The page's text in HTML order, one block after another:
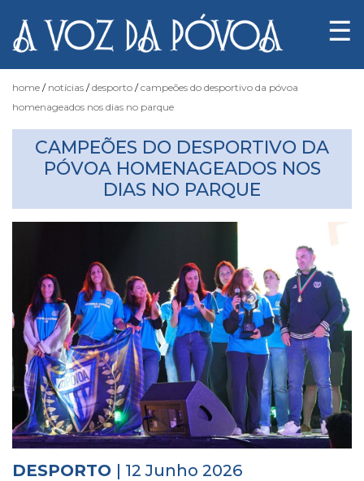
Notícias
do
Luas
e
Marés
Histórico
Vídeos
Contactos
☰
home notícias desporto
campeões do desportivo da póvoa
homenageados nos dias no parque
CAMPEÕES DO DESPORTIVO DA
PÓVOA HOMENAGEADOS NOS
DIAS NO PARQUE
DESPORTO | 12 Junho 2026